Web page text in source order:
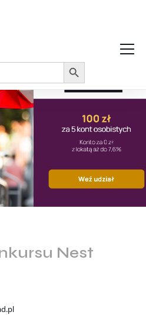
Wiedzy
w internecie
Search Button
Nest